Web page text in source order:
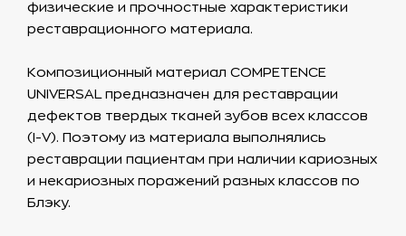
физические и прочностные характеристики
реставрационного материала.
Композиционный материал COMPETENCE
UNIVERSAL предназначен для реставрации
дефектов твердых тканей зубов всех классов
(I-V). Поэтому из материала выполнялись
реставрации пациентам при наличии кариозных
и некариозных поражений разных классов по
Блэку.